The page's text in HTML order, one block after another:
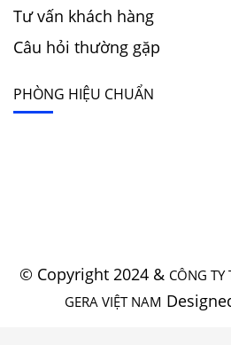
Tư vấn khách hàng
Câu hỏi thường gặp
PHÒNG HIỆU CHUẨN
© Copyright 2024 & CÔNG TY
GERA VIỆT NAM